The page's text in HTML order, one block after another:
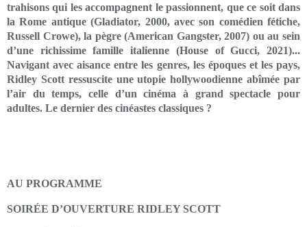
trahisons qui les accompagnent le passionnent, que ce soit dans
la Rome antique (Gladiator, 2000, avec son comédien fétiche,
Russell Crowe), la pègre (American Gangster, 2007) ou au sein
d’une richissime famille italienne (House of Gucci, 2021)...
Navigant avec aisance entre les genres, les époques et les pays,
Ridley Scott ressuscite une utopie hollywoodienne abîmée par
l’air du temps, celle d’un cinéma à grand spectacle pour
adultes. Le dernier des cinéastes classiques ?
AU PROGRAMME
SOIRÉE D’OUVERTURE RIDLEY SCOTT